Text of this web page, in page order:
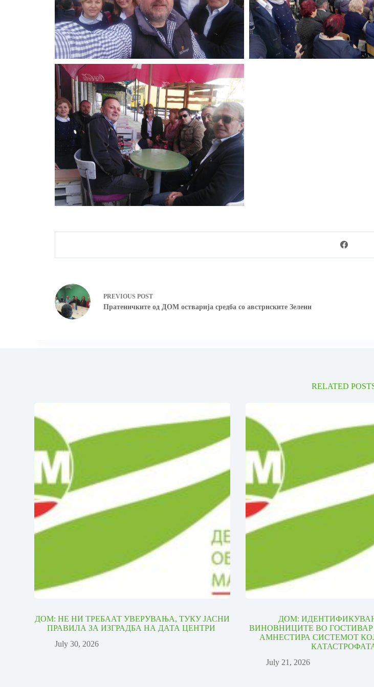
PREVIOUSPOST
Пратеничките од ДОМ остварија средба со австриските Зелени
RELATED
ДОМ: НЕ НИ ТРЕБААТ УВЕРУВАЊА, ТУКУ ЈАСНИ
ПРАВИЛА ЗА ИЗГРАДБА НА ДАТА ЦЕНТРИ
July 30, 2026
ДОМ:
ВИНОВНИЦИТЕ ВО ГОСТИВАР
АМНЕСТИРА СИСТЕМОТ
July 21, 2026